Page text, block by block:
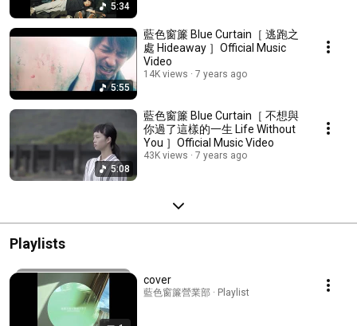
5:34
5:55
藍色窗簾 Blue Curtain［ 逃跑之
處 Hideaway ］Official Music
Video
14K views 7 years ago
5:08
藍色窗簾 Blue Curtain［ 不想與
你過了這樣的一生 Life Without
You ］Official Music Video
43K views 7 years ago
Playlists
cover
藍色窗簾營業部 · Playlist